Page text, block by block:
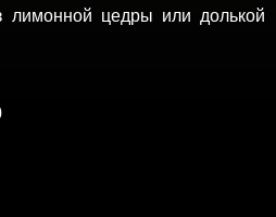
лимонной цедры или долькой